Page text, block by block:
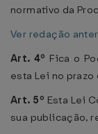
normativo da
Ver redação
Art. 4º Fica o
esta Lei no
Art. 5º Esta Lei
sua publicação,